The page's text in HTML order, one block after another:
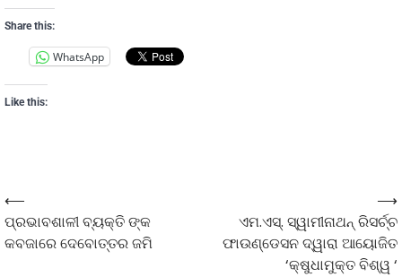
Share this:
WhatsApp
Like this:
⟵
ପ୍ରଭାବଶାଳୀ ବ୍ୟକ୍ତି ଙ୍କ
କବଜାରେ ଦେବୋତ୍ତର ଜମି
ଏମ.ଏସ୍‌. ସ୍ୱାମୀନାଥନ୍‌ ରିସର୍ଚ୍ଚ
ଫାଉଣ୍ଡେସନ ଦ୍ୱାରା ଆୟୋଜିତ
‘କ୍ଷୁଧାମୁକ୍ତ ବିଶ୍ୱ ‘
⟶